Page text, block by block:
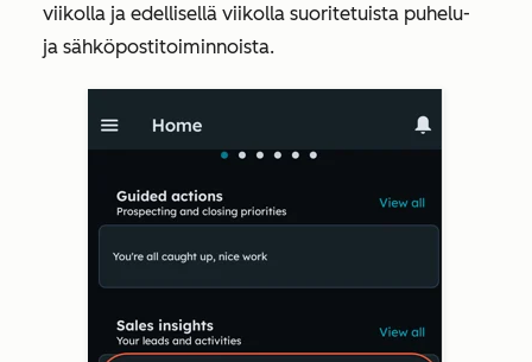
viikolla ja edellisellä viikolla suoritetuista puhelu-
ja sähköpostitoiminnoista.